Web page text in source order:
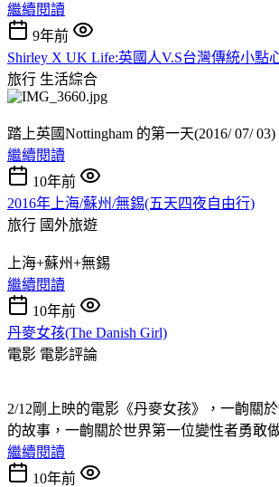
繼續閱讀
9年前
Shirley X UK Life:英國人V.S台灣傳統小點
旅行 生活綜合
踏上英國Nottingham 的第一天(2016/ 07/ 03)
繼續閱讀
10年前
2016年上海/蘇州/無錫(五天四夜自由行)
旅行 國外旅遊
上海+蘇州+無錫
繼續閱讀
10年前
丹麥女孩(The Danish Girl)
電影 電影評論
2/12剛上映的電影《丹麥女孩》，一齣關
的故事，一齣關於世界第一位變性者勇敢
繼續閱讀
10年前